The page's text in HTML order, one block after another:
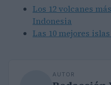
Los 12 volcanes
Indonesia
Las 10 mejores
AUTOR